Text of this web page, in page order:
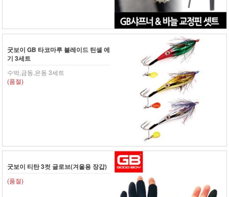
굿보이 GB 타코마루 블레이드 틴셀 에
기 3세트
수박,금동,은동 3세트
(품절)
굿보이 티탄 3컷 글로브(겨울용 장갑)
(품절)